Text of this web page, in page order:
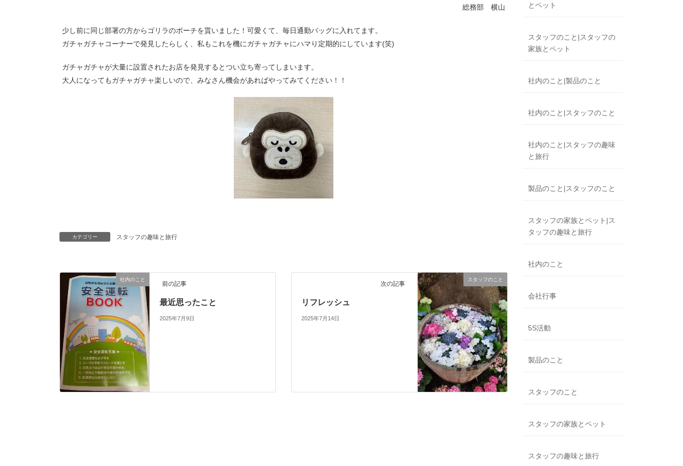
総務部 横山
少し前に同じ部署の方からゴリラのポーチを貰いました！可愛くて、毎日通勤バッグに入れてます。
ガチャガチャコーナーで発見したらしく、私もこれを機にガチャガチャにハマり定期的にしています(笑)
ガチャガチャが大量に設置されたお店を発見するとつい立ち寄ってしまいます。
大人になってもガチャガチャ楽しいので、みなさん機会があればやってみてください！！
カテゴリー スタッフの趣味と旅行
社内のこと
前の記事
最近思ったこと
2025年7月9日
スタッフのこと
次の記事
リフレッシュ
2025年7月14日
とペット
スタッフのこと|スタッフの
家族とペット
社内のこと|製品のこと
社内のこと|スタッフのこと
社内のこと|スタッフの趣味
と旅行
製品のこと|スタッフのこと
スタッフの家族とペット|ス
タッフの趣味と旅行
社内のこと
会社行事
5S活動
製品のこと
スタッフのこと
スタッフの家族とペット
スタッフの趣味と旅行